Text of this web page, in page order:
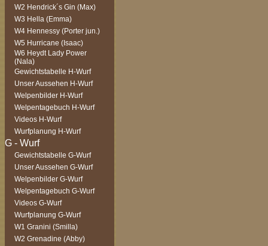
W2 Hendrick´s Gin (Max)
W3 Hella (Emma)
W4 Hennessy (Porter jun.)
W5 Hurricane (Isaac)
W6 Heydt Lady Power
(Nala)
Gewichtstabelle H-Wurf
Unser Aussehen H-Wurf
Welpenbilder H-Wurf
Welpentagebuch H-Wurf
Videos H-Wurf
Wurfplanung H-Wurf
Gewichtstabelle G-Wurf
Unser Aussehen G-Wurf
Welpenbilder G-Wurf
Welpentagebuch G-Wurf
Videos G-Wurf
Wurfplanung G-Wurf
W1 Granini (Smilla)
W2 Grenadine (Abby)